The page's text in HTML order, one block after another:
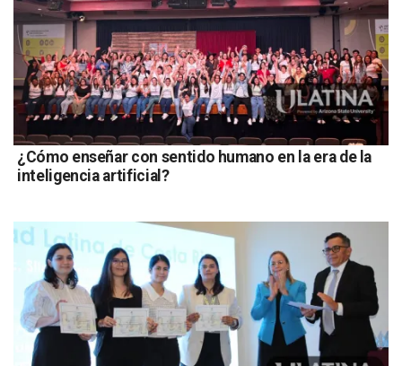
¿Cómo enseñar con sentido humano en la era de la
inteligencia artificial?